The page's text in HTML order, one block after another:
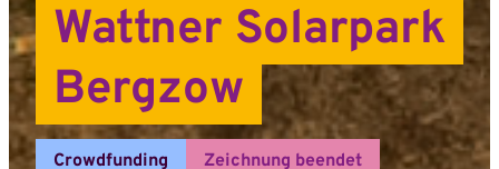
Wattner Solarpark
Bergzow
Crowdfunding Zeichnung beendet